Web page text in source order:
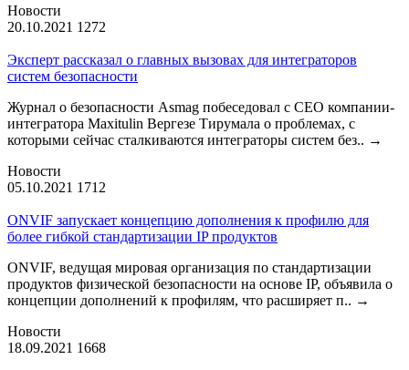
Новости
20.10.2021 1272
Эксперт рассказал о главных вызовах для интеграторов
систем безопасности
Журнал о безопасности Asmag побеседовал с CEO компании-
интегратора Maxitulin Вергезе Тирумала о проблемах, с
которыми сейчас сталкиваются интеграторы систем без.. →
Новости
05.10.2021 1712
ONVIF запускает концепцию дополнения к профилю для
более гибкой стандартизации IP продуктов
ONVIF, ведущая мировая организация по стандартизации
продуктов физической безопасности на основе IP, объявила о
концепции дополнений к профилям, что расширяет п.. →
Новости
18.09.2021 1668